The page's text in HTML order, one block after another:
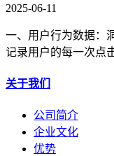
2025-06-11
一、用户行为数据：
记录用户的每一次点
关于我们
公司简介
企业文化
优势